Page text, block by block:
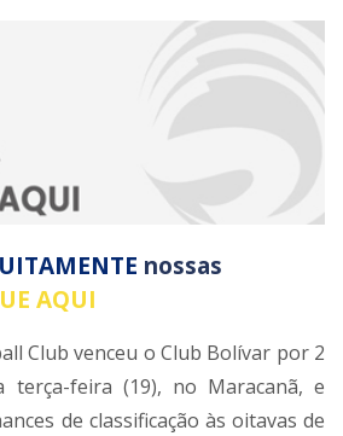
nossas
AQUI
Club venceu oClub Bolívar por 2
feira (19), no Maracanã, e
de classificação às oitavas de